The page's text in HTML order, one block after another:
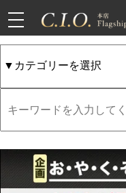
toggle
navigation